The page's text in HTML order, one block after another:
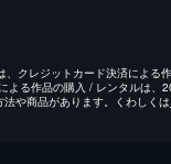
クレジットカード決済による
よる作品の購入 / レンタルは、
や商品があります。くわしくは